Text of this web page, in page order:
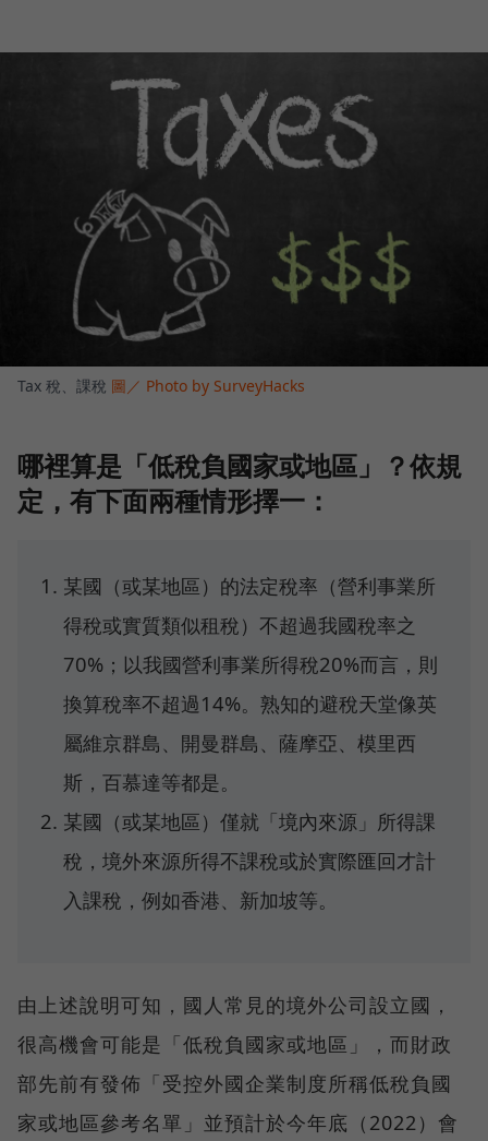
Tax 稅、課稅 圖／ Photo by SurveyHacks
哪裡算是「低稅負國家或地區」？依規
定，有下面兩種情形擇一：
某國（或某地區）的法定稅率（營利事業所
得稅或實質類似租稅）不超過我國稅率之
70%；以我國營利事業所得稅20%而言，則
換算稅率不超過14%。熟知的避稅天堂像英
屬維京群島、開曼群島、薩摩亞、模里西
斯，百慕達等都是。
某國（或某地區）僅就「境內來源」所得課
稅，境外來源所得不課稅或於實際匯回才計
入課稅，例如香港、新加坡等。
由上述說明可知，國人常見的境外公司設立國，
很高機會可能是「低稅負國家或地區」，而財政
部先前有發佈「受控外國企業制度所稱低稅負國
家或地區參考名單」並預計於今年底（2022）會